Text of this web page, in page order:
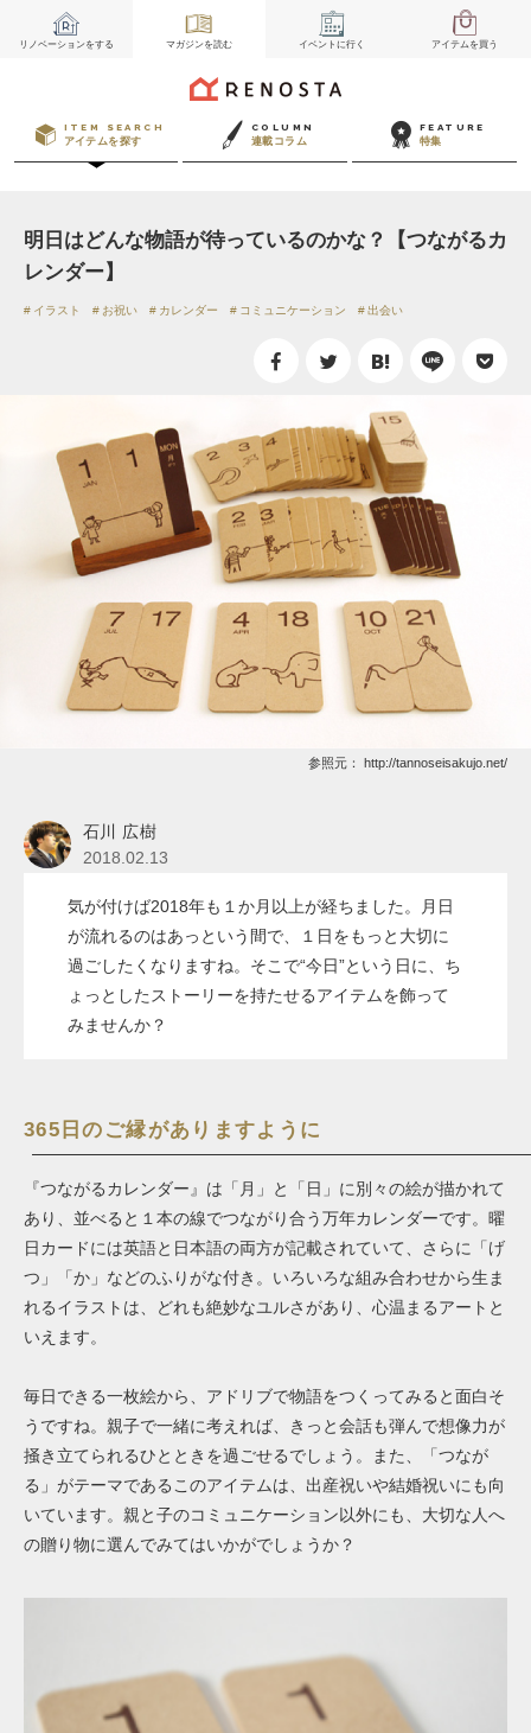
リノベーションをする マガジンを読む イベント に行く アイテムを買う
ITEM SEARCH
アイテムを探す
COLUMN
連載コラム
FEATURE
特集
明日はどんな物語が待っているのかな？【つながるカ
レンダー】
イラスト お祝い カレンダー コミュニケーション 出会い
参照元： http://tannoseisakujo.net/
石川 広樹
2018.02.13
気が付けば2018年も１か月以上が経ちました。月日
が流れるのはあっという間で、１日をもっと大切に
過ごしたくなりますね。そこで“今日”という日に、ち
ょっとしたストーリーを持たせるアイテムを飾って
みませんか？
365日のご縁がありますように
『つながるカレンダー』は「月」と「日」に別々の絵が描かれて
あり、並べると１本の線でつながり合う万年カレンダーです。曜
日カードには英語と日本語の両方が記載されていて、さらに「げ
つ」「か」などのふりがな付き。いろいろな組み合わせから生ま
れるイラストは、どれも絶妙なユルさがあり、心温まるアートと
いえます。
毎日できる一枚絵から、アドリブで物語をつくってみると面白そ
うですね。親子で一緒に考えれば、きっと会話も弾んで想像力が
掻き立てられるひとときを過ごせるでしょう。また、「つなが
る」がテーマであるこのアイテムは、出産祝いや結婚祝いにも向
いています。親と子のコミュニケーション以外にも、大切な人へ
の贈り物に選んでみてはいかがでしょうか？